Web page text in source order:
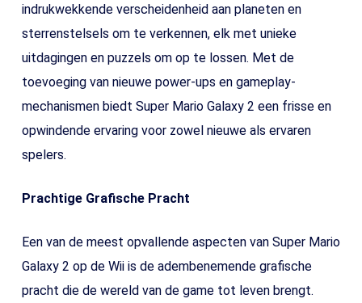
indrukwekkende verscheidenheid aan planeten en
sterrenstelsels om te verkennen, elk met unieke
uitdagingen en puzzels om op te lossen. Met de
toevoeging van nieuwe power-ups en gameplay-
mechanismen biedt Super Mario Galaxy 2 een frisse en
opwindende ervaring voor zowel nieuwe als ervaren
spelers.
Prachtige Grafische Pracht
Een van de meest opvallende aspecten van Super Mario
Galaxy 2 op de Wii is de adembenemende grafische
pracht die de wereld van de game tot leven brengt.